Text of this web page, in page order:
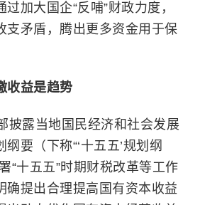
加大国企“反哺”财政力度，
支矛盾，腾出更多资金用于保
收益是趋势
披露当地国民经济和社会发展
要（下称“‘十五五’规划纲
“十五五”时期财税改革等工作
确提出合理提高国有资本收益